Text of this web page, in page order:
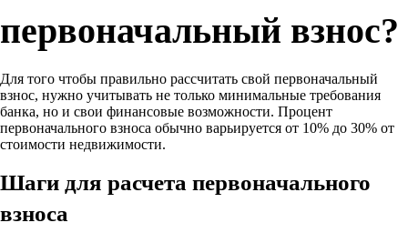
первоначальный взнос?
Для того чтобы правильно рассчитать свой первоначальный
взнос, нужно учитывать не только минимальные требования
банка, но и свои финансовые возможности. Процент
первоначального взноса обычно варьируется от 10% до 30% от
стоимости недвижимости.
Шаги для расчета первоначального
взноса